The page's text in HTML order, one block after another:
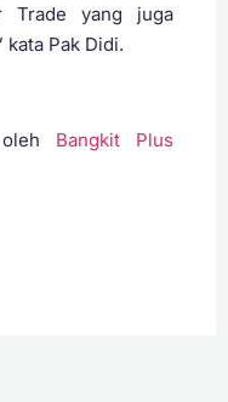
Trade yang juga
kata Pak Didi.
Bangkit Plus